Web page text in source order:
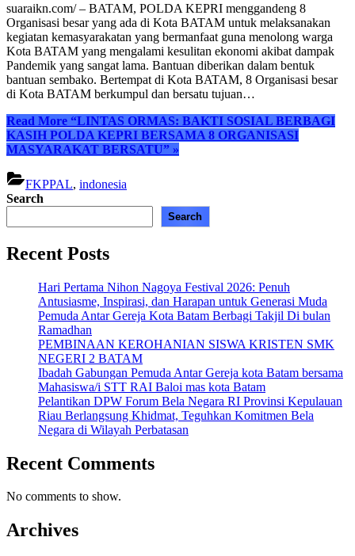
suaraikn.com/ – BATAM, POLDA KEPRI menggandeng 8
Organisasi besar yang ada di Kota BATAM untuk melaksanakan
kegiatan kemasyarakatan yang bermanfaat guna menolong warga
Kota BATAM yang mengalami kesulitan ekonomi akibat dampak
Pandemik yang sangat lama. Bantuan diberikan dalam bentuk
bantuan sembako. Bertempat di Kota BATAM, 8 Organisasi besar
di Kota BATAM berkumpul dan bersatu tujuan…
Read More “LINTAS ORMAS: BAKTI SOSIAL BERBAGI
KASIH POLDA KEPRI BERSAMA 8 ORGANISASI
MASYARAKAT BERSATU” »
FKPPAL, indonesia
Search
Search
Recent Posts
Hari Pertama Nihon Nagoya Festival 2026: Penuh
Antusiasme, Inspirasi, dan Harapan untuk Generasi Muda
Pemuda Antar Gereja Kota Batam Berbagi Takjil Di bulan
Ramadhan
PEMBINAAN KEROHANIAN SISWA KRISTEN SMK
NEGERI 2 BATAM
Ibadah Gabungan Pemuda Antar Gereja kota Batam bersama
Mahasiswa/i STT RAI Baloi mas kota Batam
Pelantikan DPW Forum Bela Negara RI Provinsi Kepulauan
Riau Berlangsung Khidmat, Teguhkan Komitmen Bela
Negara di Wilayah Perbatasan
Recent Comments
No comments to show.
Archives